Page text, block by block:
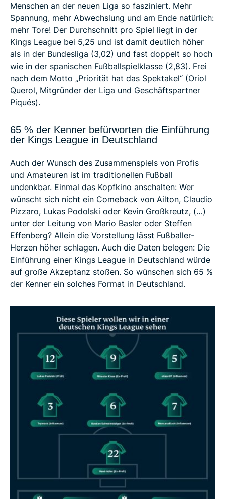
Menschen an der neuen Liga so fasziniert. Mehr
Spannung, mehr Abwechslung und am Ende natürlich:
mehr Tore! Der Durchschnitt pro Spiel liegt in der
Kings League bei 5,25 und ist damit deutlich höher
als in der Bundesliga (3,02) und fast doppelt so hoch
wie in der spanischen Fußballspielklasse (2,83). Frei
nach dem Motto „Priorität hat das Spektakel“ (Oriol
Querol, Mitgründer der Liga und Geschäftspartner
Piqués).
65 % der Kenner befürworten die Einführung
der Kings League in Deutschland
Auch der Wunsch des Zusammenspiels von Profis
und Amateuren ist im traditionellen Fußball
undenkbar. Einmal das Kopfkino anschalten: Wer
wünscht sich nicht ein Comeback von Ailton, Claudio
Pizzaro, Lukas Podolski oder Kevin Großkreutz, (…)
unter der Leitung von Mario Basler oder Steffen
Effenberg? Allein die Vorstellung lässt Fußballer-
Herzen höher schlagen. Auch die Daten belegen: Die
Einführung einer Kings League in Deutschland würde
auf große Akzeptanz stoßen. So wünschen sich 65 %
der Kenner ein solches Format in Deutschland.